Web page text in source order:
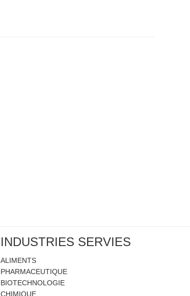
INDUSTRIES SERVIES
ALIMENTS
PHARMACEUTIQUE
BIOTECHNOLOGIE
CHIMIQUE